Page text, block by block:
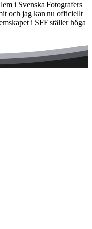
i Svenska Fotografers
och jag kan nu officiellt
i SFF ställer höga